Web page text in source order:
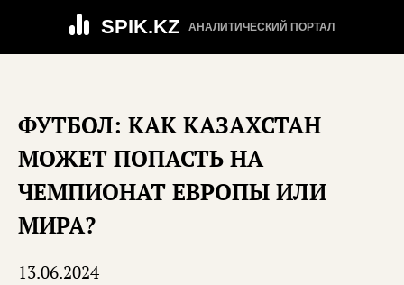
SPIK.KZ АНАЛИТИЧЕСКИЙ ПОРТАЛ
ФУТБОЛ: КАК КАЗАХСТАН
МОЖЕТ ПОПАСТЬ НА
ЧЕМПИОНАТ ЕВРОПЫ ИЛИ
МИРА?
13.06.2024